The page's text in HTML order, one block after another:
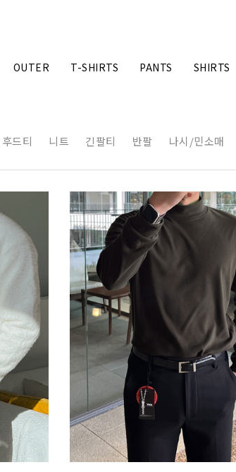
OUTER T-SHIRTS PANTS SHIRTS
후드티 니트 긴팔티 반팔 나시/민소매